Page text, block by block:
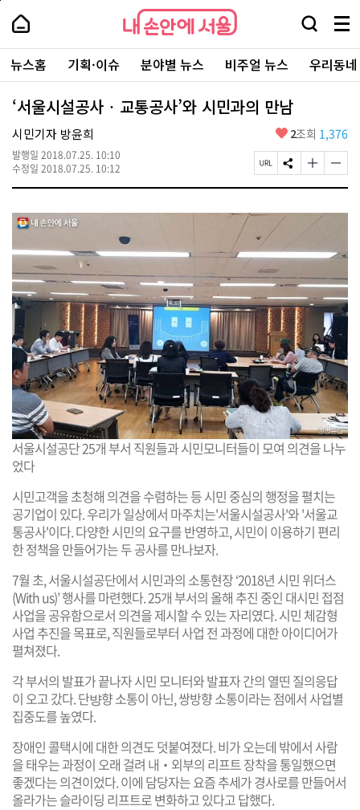
본
로
가
내
손
안
에
서
울
-
서
울
시
대
표
소
포
털
내
손
에
울
검
창
열
기
메
뉴
전
체
보
주
요
서
뉴스홈 기획·이슈 분야별 뉴스 비주얼 뉴스 우리동
‘서울시설공사‧교통공사’와 시민과의 만남
시민기자 방윤희
발행일 2018.07.25. 10:10
수정일 2018.07.25. 10:12
좋
요
2조회 1,376
페
이
U
L
복
사
S
N
공
기
글
자
기
크
변
경
하
기
글
자
기
변
경
하
기
서울시설공단 25개 부서 직원들과 시민모니터들이 모여 의견을 나누
었다
시민고객을 초청해 의견을 수렴하는 등 시민 중심의 행정을 펼치는
공기업이 있다. 우리가 일상에서 마주치는'서울시설공사'와 '서울교
통공사'이다. 다양한 시민의 요구를 반영하고, 시민이 이용하기 편리
한 정책을 만들어가는 두 공사를 만나보자.
7월 초, 서울시설공단에서 시민과의 소통현장 ‘2018년 시민 위더스
(With us)’ 행사를 마련했다. 25개 부서의 올해 추진 중인 대시민 접점
사업을 공유함으로서 의견을 제시할 수 있는 자리였다. 시민 체감형
사업 추진을 목표로, 직원들로부터 사업 전 과정에 대한 아이디어가
펼쳐졌다.
각 부서의 발표가 끝나자 시민 모니터와 발표자 간의 열띤 질의응답
이 오고 갔다. 단뱡향 소통이 아닌, 쌍방향 소통이라는 점에서 사업별
집중도를 높였다.
장애인 콜택시에 대한 의견도 덧붙여졌다. 비가 오는데 밖에서 사람
을 태우는 과정이 오래 걸려 내‧외부의 리프트 장착을 통일했으면
좋겠다는 의견이었다. 이에 담당자는 요즘 추세가 경사로를 만들어서
올라가는 슬라이딩 리프트로 변화하고 있다고 답했다.
페
상
단
로